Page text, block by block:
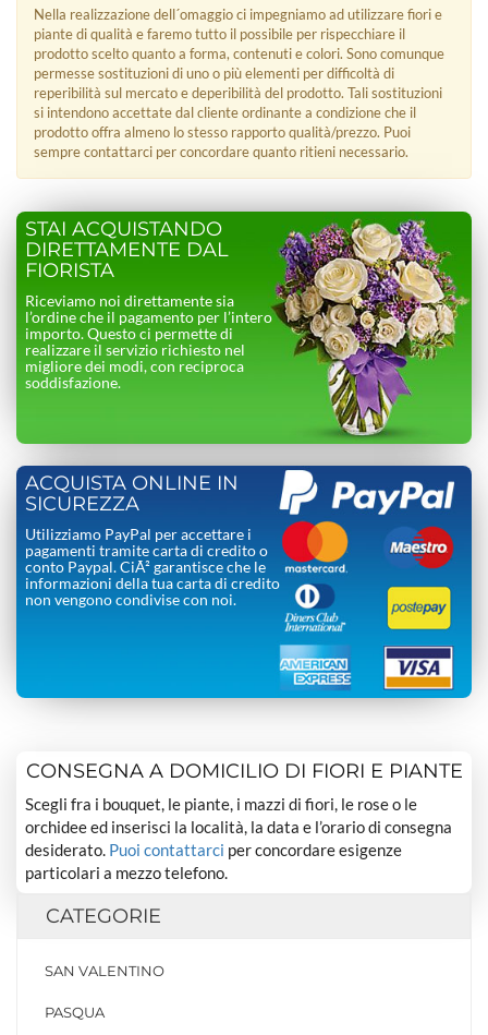
Nella realizzazione dell´omaggio ci impegniamo ad utilizzare fiori e
piante di qualità e faremo tutto il possibile per rispecchiare il
prodotto scelto quanto a forma, contenuti e colori. Sono comunque
permesse sostituzioni di uno o più elementi per difficoltà di
reperibilità sul mercato e deperibilità del prodotto. Tali sostituzioni
si intendono accettate dal cliente ordinante a condizione che il
prodotto offra almeno lo stesso rapporto qualità/prezzo. Puoi
sempre contattarci per concordare quanto ritieni necessario.
STAI ACQUISTANDO
DIRETTAMENTE DAL
FIORISTA
Riceviamo noi direttamente sia
l’ordine che il pagamento per l’intero
importo. Questo ci permette di
realizzare il servizio richiesto nel
migliore dei modi, con reciproca
soddisfazione.
ACQUISTA ONLINE IN
SICUREZZA
Utilizziamo PayPal per accettare i
pagamenti tramite carta di credito o
conto Paypal. CiÃ² garantisce che le
informazioni della tua carta di credito
non vengono condivise con noi.
CONSEGNA A DOMICILIO DI FIORI E PIANTE
Scegli fra i bouquet, le piante, i mazzi di fiori, le rose o le
orchidee ed inserisci la località, la data e l’orario di consegna
desiderato. Puoi contattarci per concordare esigenze
particolari a mezzo telefono.
CATEGORIE
SAN VALENTINO
PASQUA